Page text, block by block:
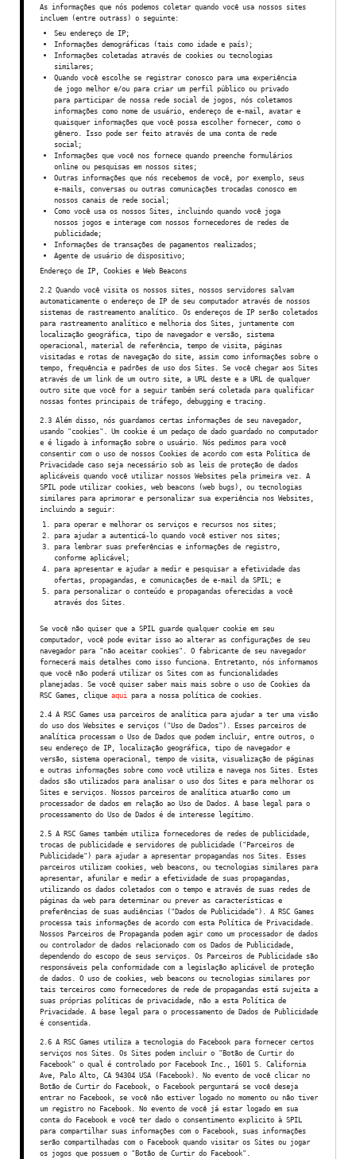
As informações que nós podemos coletar quando você usa nossos sites
incluem (entre outrass) o seguinte:
Seu endereço de IP;
Informações demográficas (tais como idade e país);
Informações coletadas através de cookies ou tecnologias
similares;
Quando você escolhe se registrar conosco para uma experiência
de jogo melhor e/ou para criar um perfil público ou privado
para participar de nossa rede social de jogos, nós coletamos
informações como nome de usuário, endereço de e-mail, avatar e
quaisquer informações que você possa escolher fornecer, como o
gênero. Isso pode ser feito através de uma conta de rede
social;
Informações que você nos fornece quando preenche formulários
online ou pesquisas em nossos sites;
Outras informações que nós recebemos de você, por exemplo, seus
e-mails, conversas ou outras comunicações trocadas conosco em
nossos canais de rede social;
Como você usa os nossos Sites, incluindo quando você joga
nossos jogos e interage com nossos fornecedores de redes de
publicidade;
Informações de transações de pagamentos realizados;
Agente de usuário de dispositivo;
Endereço de IP, Cookies e Web Beacons
2.2 Quando você visita os nossos sites, nossos servidores salvam
automaticamente o endereço de IP de seu computador através de nossos
sistemas de rastreamento analítico. Os endereços de IP serão coletados
para rastreamento analítico e melhoria dos Sites, juntamente com
localização geográfica, tipo de navegador e versão, sistema
operacional, material de referência, tempo de visita, páginas
visitadas e rotas de navegação do site, assim como informações sobre o
tempo, frequência e padrões de uso dos Sites. Se você chegar aos Sites
através de um link de um outro site, a URL deste e a URL de qualquer
outro site que você for a seguir também será coletada para qualificar
nossas fontes principais de tráfego, debugging e tracing.
2.3 Além disso, nós guardamos certas informações de seu navegador,
usando "cookies". Um cookie é um pedaço de dado guardado no computador
e é ligado à informação sobre o usuário. Nós pedimos para você
consentir com o uso de nossos Cookies de acordo com esta Política de
Privacidade caso seja necessário sob as leis de proteção de dados
aplicáveis quando você utilizar nossos Websites pela primeira vez. A
SPIL pode utilizar cookies, web beacons (web bugs), ou tecnologias
similares para aprimorar e personalizar sua experiência nos Websites,
incluindo a seguir:
para operar e melhorar os serviços e recursos nos sites;
para ajudar a autenticá-lo quando você estiver nos sites;
para lembrar suas preferências e informações de registro,
conforme aplicável;
para apresentar e ajudar a medir e pesquisar a efetividade das
ofertas, propagandas, e comunicações de e-mail da SPIL; e
para personalizar o conteúdo e propagandas oferecidas a você
através dos Sites.
Se você não quiser que a SPIL guarde qualquer cookie em seu
computador, você pode evitar isso ao alterar as configurações de seu
navegador para "não aceitar cookies". O fabricante de seu navegador
fornecerá mais detalhes como isso funciona. Entretanto, nós informamos
que você não poderá utilizar os Sites com as funcionalidades
planejadas. Se você quiser saber mais mais sobre o uso de Cookies da
RSC Games, clique aqui para a nossa política de cookies.
2.4 A RSC Games usa parceiros de analítica para ajudar a ter uma visão
do uso dos Websites e serviços ("Uso de Dados"). Esses parceiros de
analítica processam o Uso de Dados que podem incluir, entre outros, o
seu endereço de IP, localização geográfica, tipo de navegador e
versão, sistema operacional, tempo de visita, visualização de páginas
e outras informações sobre como você utiliza e navega nos Sites. Estes
dados são utilizados para analisar o uso dos Sites e para melhorar os
Sites e serviços. Nossos parceiros de analítica atuarão como um
processador de dados em relação ao Uso de Dados. A base legal para o
processamento do Uso de Dados é de interesse legítimo.
2.5 A RSC Games também utiliza fornecedores de redes de publicidade,
trocas de publicidade e servidores de publicidade ("Parceiros de
Publicidade") para ajudar a apresentar propagandas nos Sites. Esses
parceiros utilizam cookies, web beacons, ou tecnologias similares para
apresentar, afunilar e medir a efetividade de suas propagandas,
utilizando os dados coletados com o tempo e através de suas redes de
páginas da web para determinar ou prever as características e
preferências de suas audiências ("Dados de Publicidade"). A RSC Games
processa tais informações de acordo com esta Política de Privacidade.
Nossos Parceiros de Propaganda podem agir como um processador de dados
ou controlador de dados relacionado com os Dados de Publicidade,
dependendo do escopo de seus serviços. Os Parceiros de Publicidade são
responsáveis pela conformidade com a legislação aplicável de proteção
de dados. O uso de cookies, web beacons ou tecnologias similares por
tais terceiros como fornecedores de rede de propagandas está sujeita a
suas próprias políticas de privacidade, não a esta Política de
Privacidade. A base legal para o processamento de Dados de Publicidade
é consentida.
2.6 A RSC Games utiliza a tecnologia do Facebook para fornecer certos
serviços nos Sites. Os Sites podem incluir o "Botão de Curtir do
Facebook" o qual é controlado por Facebook Inc., 1601 S. California
Ave, Palo Alto, CA 94304 USA (Facebook). No evento de você clicar no
Botão de Curtir do Facebook, o Facebook perguntará se você deseja
entrar no Facebook, se você não estiver logado no momento ou não tiver
um registro no Facebook. No evento de você já estar logado em sua
conta do Facebook e você ter dado o consentimento explicito à SPIL
para compartilhar suas informações com o Facebook, suas informações
serão compartilhadas com o Facebook quando visitar os Sites ou jogar
os jogos que possuem o "Botão de Curtir do Facebook".